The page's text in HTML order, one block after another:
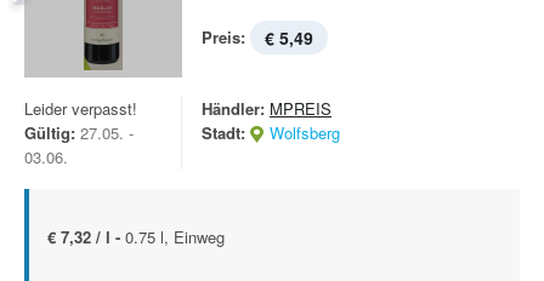
Preis: € 5,49
Leider verpasst!
Gültig: 27.05. -
03.06.
Händler: MPREIS
Stadt:
Wolfsberg
€ 7,32 / l - 0.75 l, Einweg